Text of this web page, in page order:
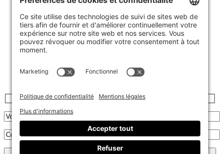
Achats de groupe
Politique de confidentialité
Inscrivez-vous à l’infolettre :